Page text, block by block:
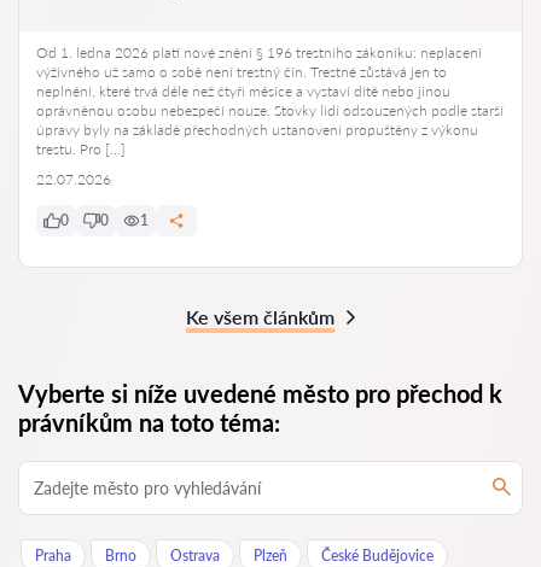
Od 1. ledna 2026 platí nové znění § 196 trestního zákoníku: neplacení
výživného už samo o sobě není trestný čin. Trestné zůstává jen to
neplnění, které trvá déle než čtyři měsíce a vystaví dítě nebo jinou
oprávněnou osobu nebezpečí nouze. Stovky lidí odsouzených podle starší
úpravy byly na základě přechodných ustanovení propuštěny z výkonu
trestu. Pro […]
22.07.2026
0 0 1
Ke všem článkům
Vyberte si níže uvedené město pro přechod k
právníkům na toto téma:
Praha Brno Ostrava Plzeň České Budějovice